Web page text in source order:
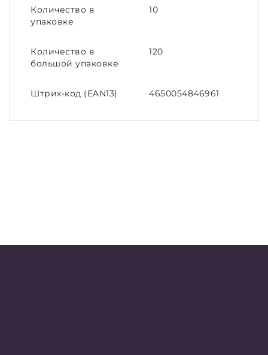
Количество в
упаковке
10
Количество в
большой упаковке
120
Штрих-код (EAN13) 4650054846961